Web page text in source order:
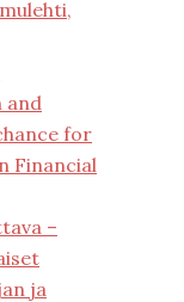
and
for
Financial
–
ja